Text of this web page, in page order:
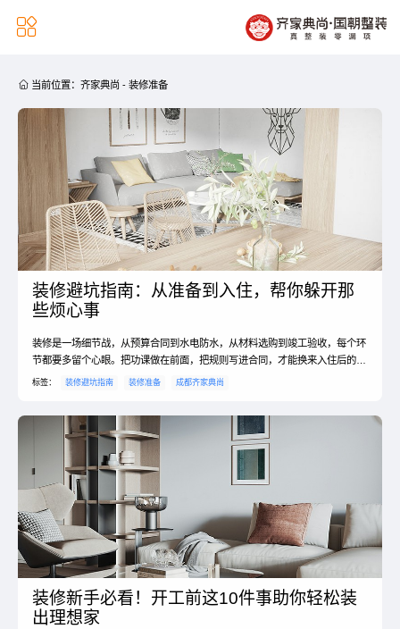

 当前位置： 齐家典尚 - 装修准备
装修避坑指南：从准备到入住，帮你躲开那
些烦心事
装修是一场细节战，从预算合同到水电防水，从材料选购到竣工验收，每个环
节都要多留个心眼。把功课做在前面，把规则写进合同，才能换来入住后的踏
实舒心。
标签： 装修避坑指南 装修准备 成都齐家典尚
装修新手必看！开工前这10件事助你轻松装
出理想家